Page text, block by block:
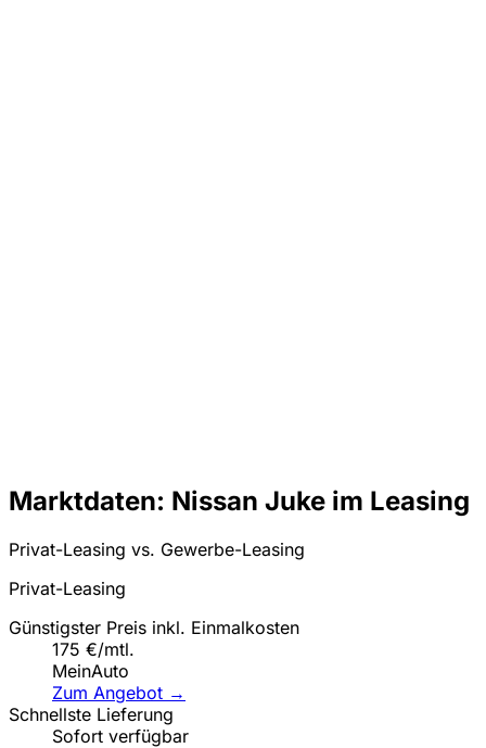
Marktdaten: Nissan Juke im Leasing
Privat-Leasing vs. Gewerbe-Leasing
Privat-Leasing
Günstigster Preis inkl. Einmalkosten
175 €/mtl.
MeinAuto
Zum Angebot →
Schnellste Lieferung
Sofort verfügbar